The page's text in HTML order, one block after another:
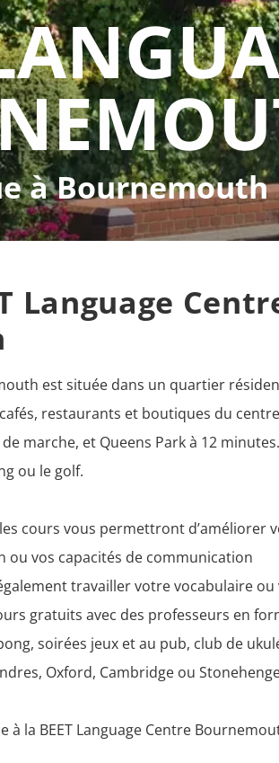
à Bournemouth
Language
est située dans un quartier
restaurants et boutiques du
marche, et Queens Park à 12
ou le golf.
cours vous permettront d’améliorer
vos capacités de communication
travailler votre vocabulaire
gratuits avec des professeurs en
soirées jeux et au pub, club de
Oxford, Cambridge ou
à la BEET Language Centre